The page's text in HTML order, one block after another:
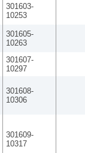
301603-
10253
301605-
10263
301607-
10297
301608-
10306
301609-
10317